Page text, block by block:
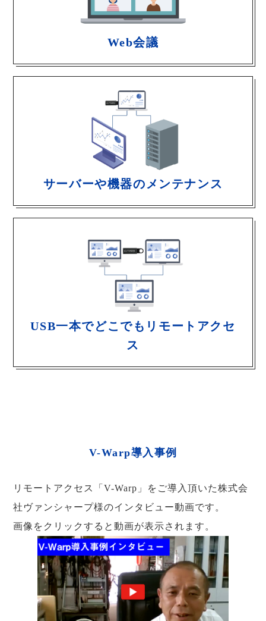
Web会議
サーバーや機器のメンテナンス
USB一本でどこでもリモートアクセ
ス
V-Warp導入事例
リモートアクセス「V-Warp」をご導入頂いた株式会
社ヴァンシャープ様のインタビュー動画です。
画像をクリックすると動画が表示されます。